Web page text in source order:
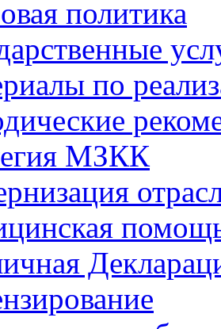
политика
по
МЗКК